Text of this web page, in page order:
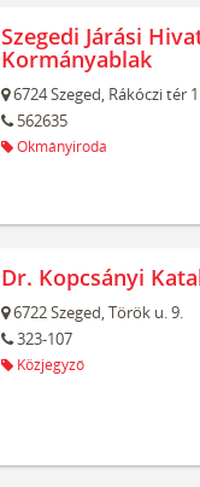
Szegedi Járási
Kormányablak
6724Szeged, Rákóczi tér 1
562635
Okmányiroda
Dr. Kopcsányi
6722Szeged,Török u. 9.
323-107
Közjegyző